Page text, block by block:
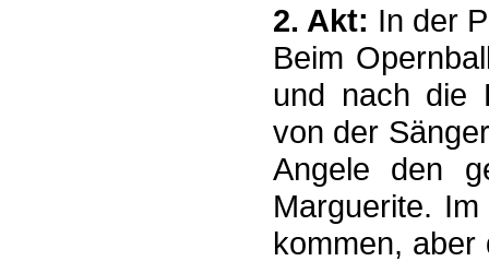
2. Akt: In der
Beim
und nach die
von der
Angele den
Marguerite.
kommen, aber